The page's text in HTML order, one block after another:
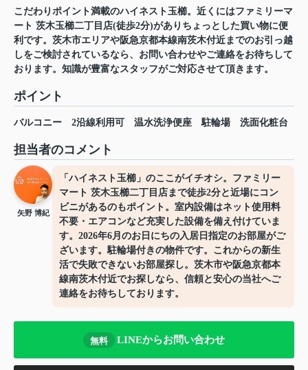
こだわりポイント満載のハイネスト玉櫛。近くにはファミリーマ
ート 茨木玉櫛二丁目店(徒歩2分)がありちょっとした買い物に便
利です。茨木市エリアや阪急京都本線南茨木付近までのお引っ越
しをご検討されているなら、お問い合わせやご連絡をお待ちして
おります。知識が豊富なスタッフがご対応させて頂きます。
ポイント
バルコニー 2沿線利用可 温水洗浄便座 駐輪場 洗面化粧台
担当者のコメント
矢野 博紀
「ハイネスト玉櫛」のここがイチオシ。ファミリー
マート 茨木玉櫛二丁目店まで徒歩2分と近場にコン
ビニがあるのもポイント。室内設備はネット使用料
不要・エアコンなど充実した設備を備え付けていま
す。2026年6月のお日にちの入居日指定のお部屋がご
ざいます。駐輪場付きの物件です。これからの新生
活で失敗できないお部屋探し。茨木市や阪急京都本
線南茨木付近でお探しなら、信頼と安心の当社へご
連絡をお待ちしております。
無料 LINEからお問い合わせ